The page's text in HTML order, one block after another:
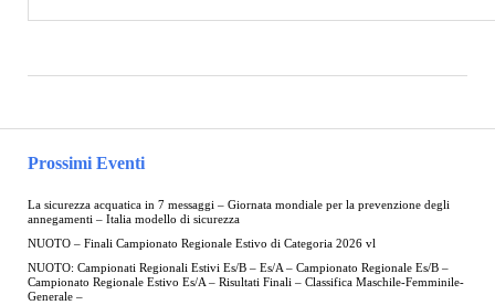
Prossimi Eventi
La sicurezza acquatica in 7 messaggi – Giornata mondiale per la prevenzione degli
annegamenti – Italia modello di sicurezza
NUOTO – Finali Campionato Regionale Estivo di Categoria 2026 vl
NUOTO: Campionati Regionali Estivi Es/B – Es/A – Campionato Regionale Es/B –
Campionato Regionale Estivo Es/A – Risultati Finali – Classifica Maschile-Femminile-
Generale –